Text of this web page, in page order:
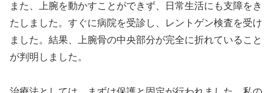
また、上腕を動かすことができず、日常生活にも支障をき
たしました。すぐに病院を受診し、レントゲン検査を受け
ました。結果、上腕骨の中央部分が完全に折れていること
が判明しました。